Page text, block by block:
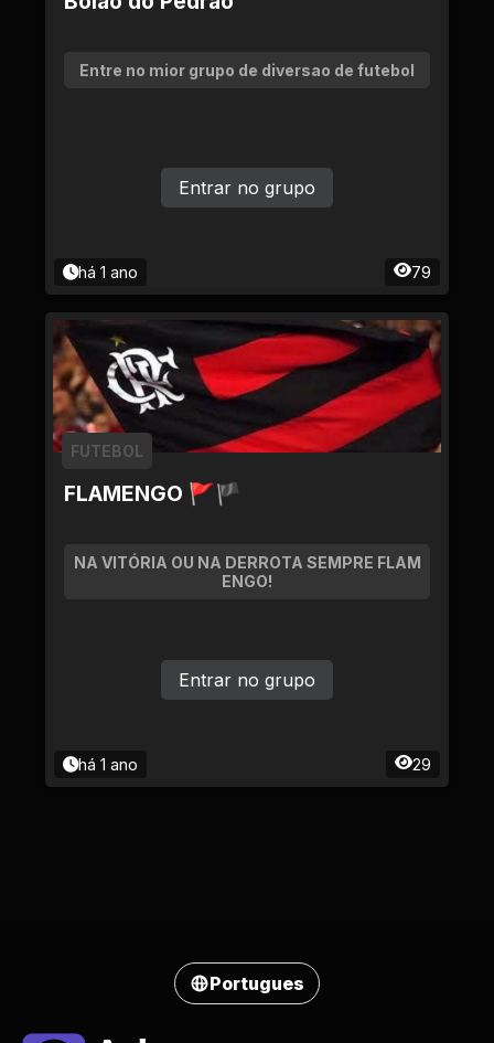
Entre no mior grupo de diversao de futebol
há 1 ano 79
Entrar no grupo
FLAMENGO 🚩🏴
FUTEBOL
NA VITÓRIA OU NA DERROTA SEMPRE FLAM
ENGO!
há 1 ano 29
Entrar no grupo
Portugues